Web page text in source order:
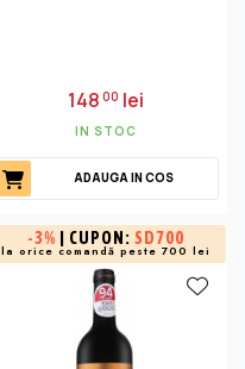
14800 lei
IN STOC
ADAUGA IN COS
-3% | CUPON: SD700
la orice comandă peste 700 lei